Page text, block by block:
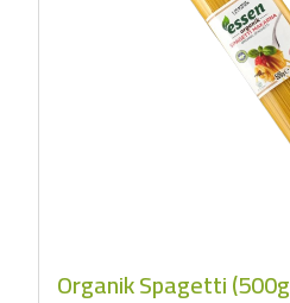
Organik Spagetti